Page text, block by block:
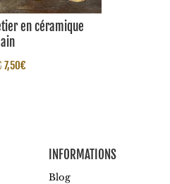
en céramique
Le
7,50€Le
INFORMATIONS
Blog